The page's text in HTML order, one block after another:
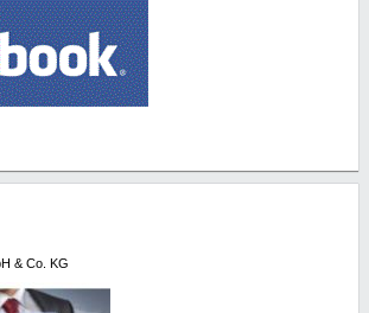
& Co. KG